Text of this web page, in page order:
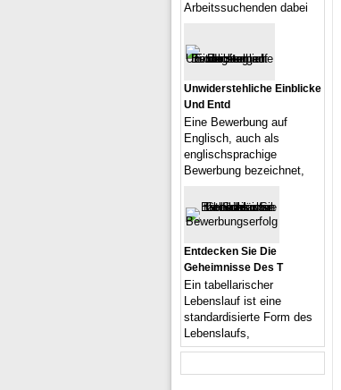
Arbeitssuchenden dabei
Unwiderstehliche Einblicke
Und Entd
Eine Bewerbung auf
Englisch, auch als
englischsprachige
Bewerbung bezeichnet,
Entdecken Sie Die
Geheimnisse Des T
Ein tabellarischer
Lebenslauf ist eine
standardisierte Form des
Lebenslaufs,